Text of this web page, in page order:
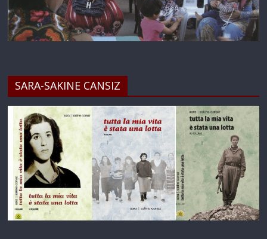
SARA-SAKINE CANSIZ